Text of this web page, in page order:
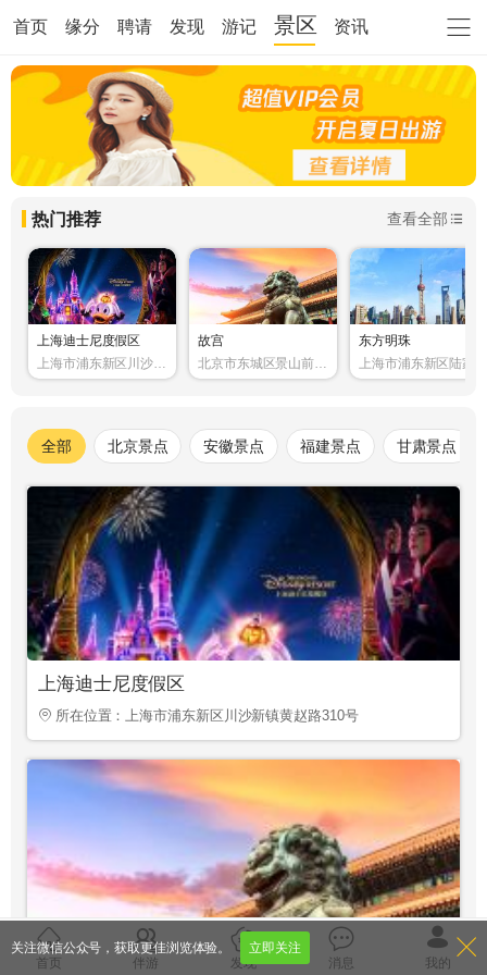
首页 缘分 聘请 发现 游记 景区 资讯
热门推荐 查看全部
上海迪士尼度假区
上海市浦东新区川沙新
故宫
北京市东城区景山前街
东方明珠
上海市浦东新区陆家嘴
全部 北京景点 安徽景点 福建景点 甘肃景点
上海迪士尼度假区
所在位置：上海市浦东新区川沙新镇黄赵路310号
故宫
首页 伴游 发现 消息 我的
关注微信公众号，获取更佳浏览体验。 立即关注